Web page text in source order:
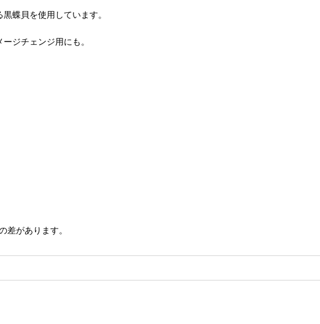
蝶貝を使用しています。
ジチェンジ用にも。
差があります。